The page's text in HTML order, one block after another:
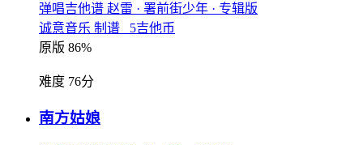
弹唱吉他谱 赵雷 · 署前街少年 · 专辑版
诚意音乐 制谱 5吉他币
原版 86%
难度 76分
南方姑娘